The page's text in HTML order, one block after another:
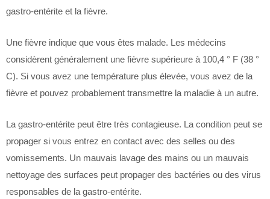
gastro-entérite et la fièvre.
Une fièvre indique que vous êtes malade. Les médecins
considèrent généralement une fièvre supérieure à 100,4 ° F (38 °
C). Si vous avez une température plus élevée, vous avez de la
fièvre et pouvez probablement transmettre la maladie à un autre.
La gastro-entérite peut être très contagieuse. La condition peut se
propager si vous entrez en contact avec des selles ou des
vomissements. Un mauvais lavage des mains ou un mauvais
nettoyage des surfaces peut propager des bactéries ou des virus
responsables de la gastro-entérite.